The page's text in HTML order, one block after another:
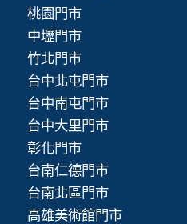
桃園門市
中壢門市
竹北門市
台中北屯門市
台中南屯門市
台中大里門市
彰化門市
台南仁德門市
台南北區門市
高雄美術館門市